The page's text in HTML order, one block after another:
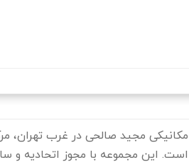
مکانیکی مجید صالحی در غرب تهران،
است. این مجموعه با مجوز اتحادیه و